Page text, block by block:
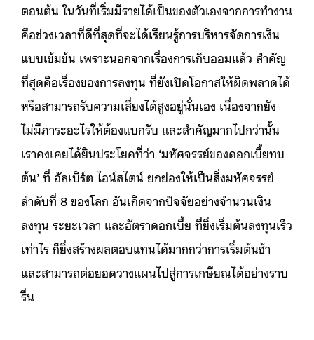
ตอนต้น ในวันที่เริ่มมีรายได้เป็นของตัวเองจากการทำงาน
คือช่วงเวลาที่ดีที่สุดที่จะได้เรียนรู้การบริหารจัดการเงิน
แบบเข้มข้น เพราะนอกจากเรื่องการเก็บออมแล้ว สำคัญ
ที่สุดคือเรื่องของการลงทุน ที่ยังเปิดโอกาสให้ผิดพลาดได้
หรือสามารถรับความเสี่ยงได้สูงอยู่นั่นเอง เนื่องจากยัง
ไม่มีภาระอะไรให้ต้องแบกรับ และสำคัญมากไปกว่านั้น
เราคงเคยได้ยินประโยคที่ว่า ‘มหัศจรรย์ของดอกเบี้ยทบ
ต้น’ ที่ อัลเบิร์ต ไอน์สไตน์ ยกย่องให้เป็นสิ่งมหัศจรรย์
ลำดับที่ 8 ของโลก อันเกิดจากปัจจัยอย่างจำนวนเงิน
ลงทุน ระยะเวลา และอัตราดอกเบี้ย ที่ยิ่งเริ่มต้นลงทุนเร็ว
เท่าไร ก็ยิ่งสร้างผลตอบแทนได้มากกว่าการเริ่มต้นช้า
และสามารถต่อยอดวางแผนไปสู่การเกษียณได้อย่างราบ
รื่น